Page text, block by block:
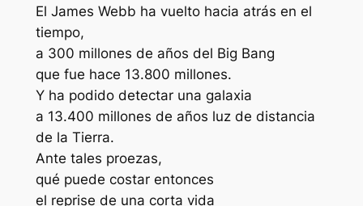
El James Webb ha vuelto hacia atrás en el
tiempo,
a 300 millones de años del Big Bang
que fue hace 13.800 millones.
Y ha podido detectar una galaxia
a 13.400 millones de años luz de distancia
de la Tierra.
Ante tales proezas,
qué puede costar entonces
el reprise de una corta vida